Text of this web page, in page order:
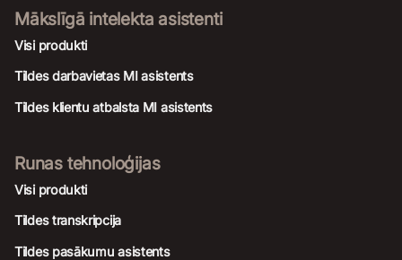
Mākslīgā intelekta asistenti
Visi produkti
Tildes darbavietas MI asistents
Tildes klientu atbalsta MI asistents
Runas tehnoloģijas
Visi produkti
Tildes transkripcija
Tildes pasākumu asistents